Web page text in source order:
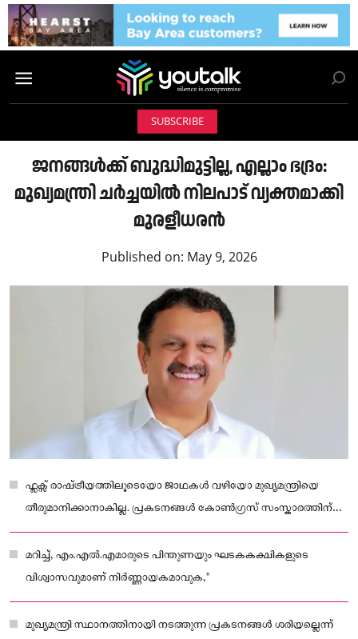
SUBSCRIBE
ജനങ്ങൾക്ക് ബുദ്ധിമുട്ടില്ല, എല്ലാം ഭദ്രം:
മുഖ്യമന്ത്രി ചർച്ചയിൽ നിലപാട് വ്യക്തമാക്കി
മുരളീധരൻ
Published on: May 9, 2026
ഫ്ലക്സ് രാഷ്ട്രീയത്തിലൂടെയോ ജാഥകൾ വഴിയോ മുഖ്യമന്ത്രിയെ
തീരുമാനിക്കാനാകില്ല. പ്രകടനങ്ങൾ കോൺഗ്രസ് സംസ്കാരത്തിന്
ചേർന്നതല്ല.
മറിച്ച്, എം.എൽ.എമാരുടെ പിന്തുണയും ഘടകകക്ഷികളുടെ
വിശ്വാസവുമാണ് നിർണ്ണായകമാവുക,"
മുഖ്യമന്ത്രി സ്ഥാനത്തിനായി നടത്തുന്ന പ്രകടനങ്ങൾ ശരിയല്ലെന്ന്